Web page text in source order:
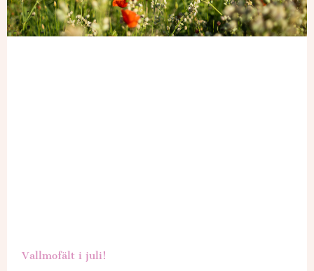
Vallmofält i juli!